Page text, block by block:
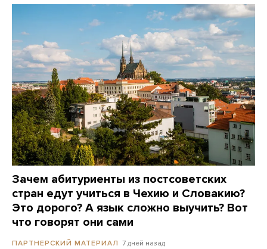
Зачем абитуриенты из постсоветских
стран едут учиться в Чехию и Словакию?
Это дорого? А язык сложно выучить? Вот
что говорят они сами
ПАРТНЕРСКИЙ МАТЕРИАЛ 7 дней назад